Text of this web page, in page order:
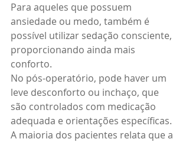
Para aqueles que possuem
ansiedade ou medo, também é
possível utilizar sedação consciente,
proporcionando ainda mais
conforto.
No pós-operatório, pode haver um
leve desconforto ou inchaço, que
são controlados com medicação
adequada e orientações específicas.
A maioria dos pacientes relata que a